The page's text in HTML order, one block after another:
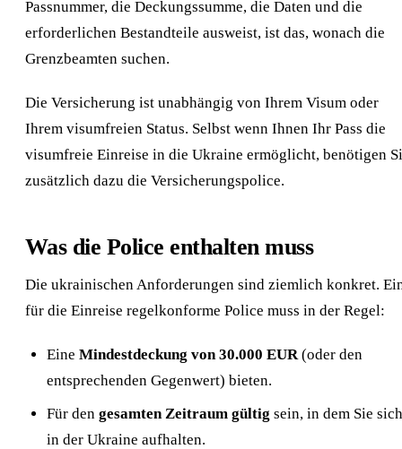
Passnummer, die Deckungssumme, die Daten und die
erforderlichen Bestandteile ausweist, ist das, wonach die
Grenzbeamten suchen.
Die Versicherung ist unabhängig von Ihrem Visum oder
Ihrem visumfreien Status. Selbst wenn Ihnen Ihr Pass die
visumfreie Einreise in die Ukraine ermöglicht, benötigen
zusätzlich dazu die Versicherungspolice.
Was die Police enthalten muss
Die ukrainischen Anforderungen sind ziemlich konkret.
für die Einreise regelkonforme Police muss in der Regel:
Eine Mindestdeckung von 30.000 EUR(oder den
entsprechenden Gegenwert) bieten.
Für den gesamten Zeitraum gültig sein, in dem Sie sich
in der Ukraine aufhalten.